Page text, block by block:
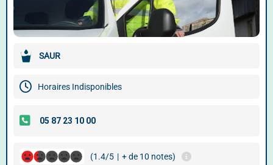
SAUR
Horaires Indisponibles
(1.4/5 | + de 10 notes)